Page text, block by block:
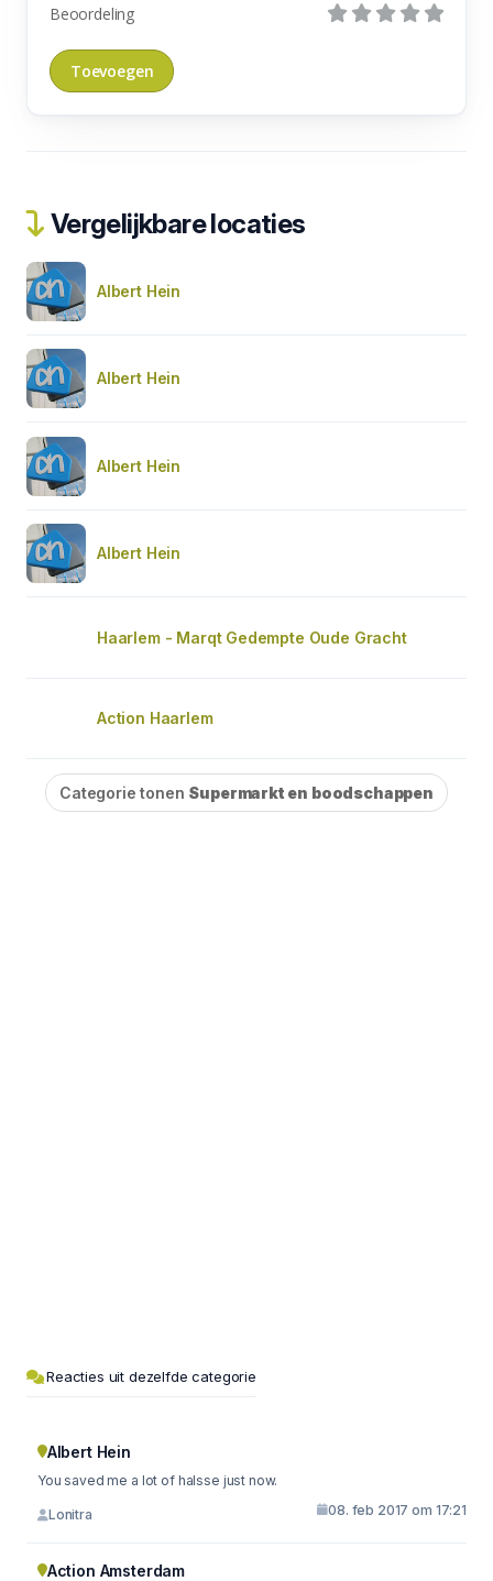
Beoordeling
Vergelijkbare locaties
Albert Hein
Albert Hein
Albert Hein
Albert Hein
Haarlem - Marqt Gedempte Oude Gracht
Action Haarlem
Categorie tonen Supermarkt en boodschappen
Reacties uit dezelfde categorie
Albert Hein
You saved me a lot of halsse just now.
Lonitra 08. feb 2017 om 17:21
Action Amsterdam